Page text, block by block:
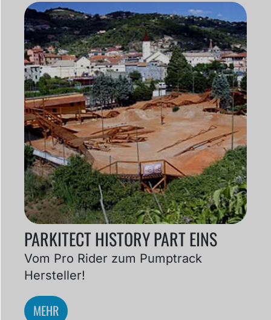
PARKITECT HISTORY PART EINS
Vom Pro Rider zum Pumptrack
Hersteller!
MEHR